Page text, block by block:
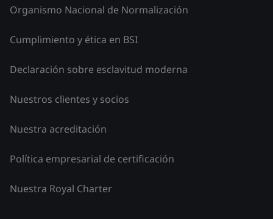
Organismo Nacional de Normalización
Cumplimiento y ética en BSI
Declaración sobre esclavitud moderna
Nuestros clientes y socios
Nuestra acreditación
Política empresarial de certificación
Nuestra Royal Charter